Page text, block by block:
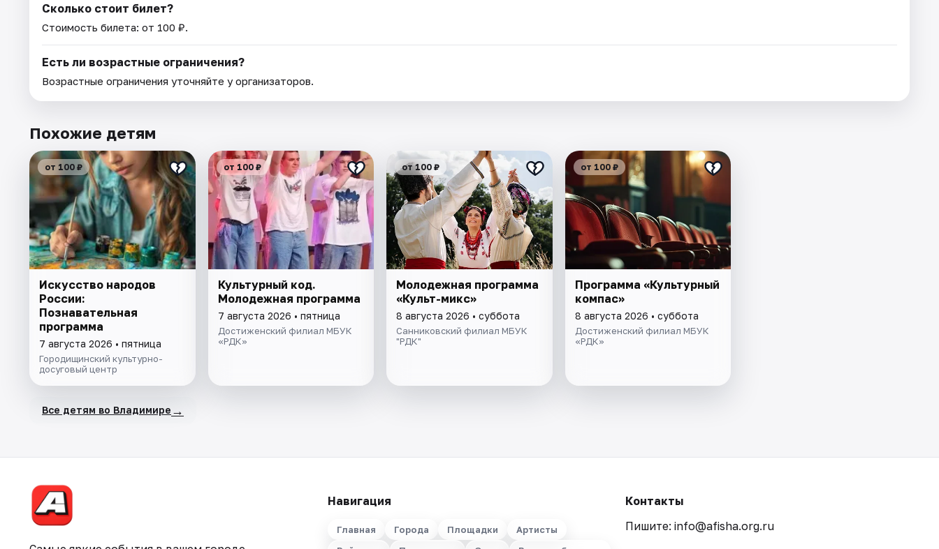
Сколько стоит билет?
Стоимость билета: от 100 ₽.
Есть ли возрастные ограничения?
Возрастные ограничения уточняйте у организаторов.
Похожие детям
от 100 ₽
Искусство народов
России:
Познавательная
программа
7 августа 2026 • пятница
Городищинский культурно-
досуговый центр
от 100 ₽
Культурный код.
Молодежная программа
7 августа 2026 • пятница
Достиженский филиал МБУК
«РДК»
от 100 ₽
Молодежная программа
«Культ-микс»
8 августа 2026 • суббота
Санниковский филиал МБУК
"РДК"
от 100 ₽
Программа «Культурный
компас»
8 августа 2026 • суббота
Достиженский филиал МБУК
«РДК»
Все детям во Владимире →
Навигация
Главная Города Площадки
Артисты
Контакты
Пишите: info@afisha.org.ru